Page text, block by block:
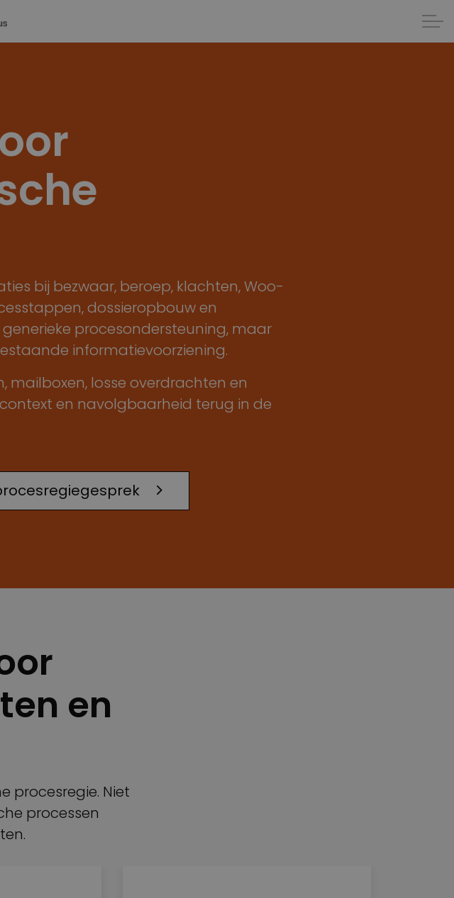
bij bezwaar, beroep, klachten, Woo-
dossieropbouw en
procesondersteuning, maar
informatievoorziening.
mailboxen, losse overdrachten en
en navolgbaarheid terug in de
en
procesregie. Niet
processen